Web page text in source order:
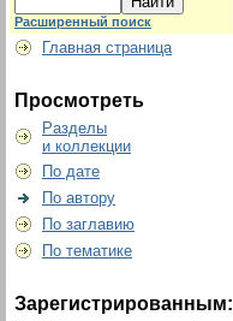
Расширенный поиск
Главная страница
Просмотреть
Разделы
и коллекции
По дате
По автору
По заглавию
По тематике
Зарегистрированным: